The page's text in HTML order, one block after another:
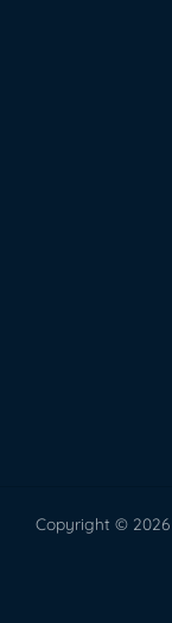
Copyright © 2026